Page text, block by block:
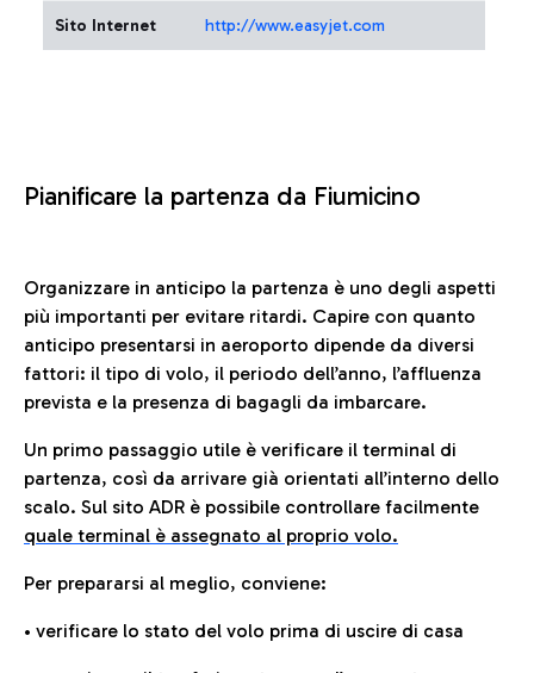
Sito Internet http://www.easyjet.com
Pianificare la partenza da Fiumicino
Organizzare in anticipo la partenza è uno degli aspetti
più importanti per evitare ritardi. Capire con quanto
anticipo presentarsi in aeroporto dipende da diversi
fattori: il tipo di volo, il periodo dell’anno, l’affluenza
prevista e la presenza di bagagli da imbarcare.
Un primo passaggio utile è verificare il terminal di
partenza, così da arrivare già orientati all’interno dello
scalo. Sul sito ADR è possibile controllare facilmente
quale terminal è assegnato al proprio volo.
Per prepararsi al meglio, conviene:
• verificare lo stato del volo prima di uscire di casa